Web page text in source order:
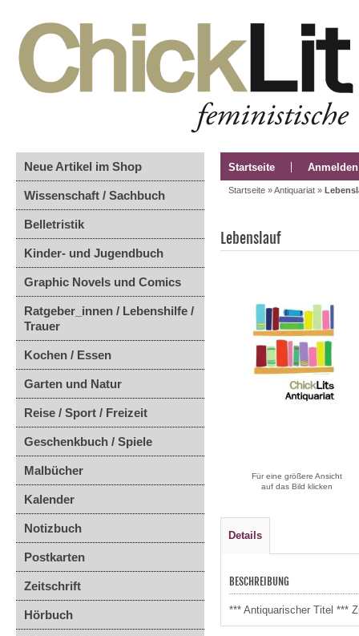
Neue Artikel im Shop
Wissenschaft / Sachbuch
Belletristik
Kinder- und Jugendbuch
Graphic Novels und Comics
Ratgeber_innen / Lebenshilfe /
Trauer
Kochen / Essen
Garten und Natur
Reise / Sport / Freizeit
Geschenkbuch / Spiele
Malbücher
Kalender
Notizbuch
Postkarten
Zeitschrift
Hörbuch
Startseite Anmelden
Startseite »Antiquariat »
Lebenslauf
Für eine größere Ansicht
auf das Bild klicken
Details
BESCHREIBUNG
*** Antiquarischer Titel ***